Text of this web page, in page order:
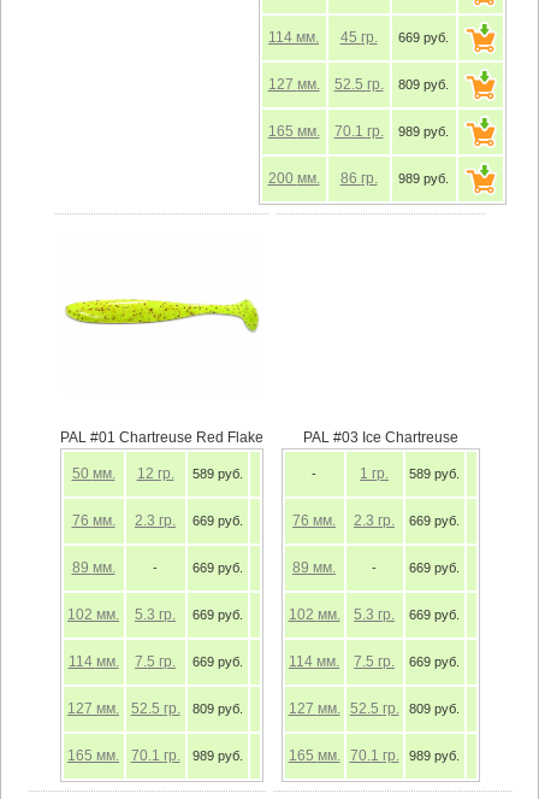
114 мм. 45 гр. 669 руб.
127 мм. 52.5 гр. 809 руб.
165 мм. 70.1 гр. 989 руб.
200 мм. 86 гр. 989 руб.
PAL #01 Chartreuse Red Flake
50 мм. 12 гр. 589 руб.
76 мм. 2.3 гр. 669 руб.
89 мм. - 669 руб.
102 мм. 5.3 гр. 669 руб.
114 мм. 7.5 гр. 669 руб.
127 мм. 52.5 гр. 809 руб.
165 мм. 70.1 гр. 989 руб.
PAL #03 Ice Chartreuse
- 1 гр. 589 руб.
76 мм. 2.3 гр. 669 руб.
89 мм. - 669 руб.
102 мм. 5.3 гр. 669 руб.
114 мм. 7.5 гр. 669 руб.
127 мм. 52.5 гр. 809 руб.
165 мм. 70.1 гр. 989 руб.